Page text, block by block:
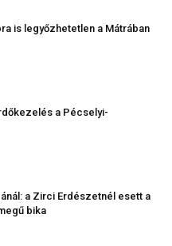
is legyőzhetetlen a Mátrában
a Pécselyi-
a Zirci Erdészetnél esett a
bika